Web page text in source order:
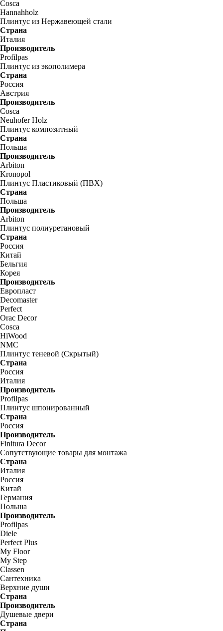
Cosca
Hannahholz
Плинтус из Нержавеющей стали
Страна
Италия
Производитель
Profilpas
Плинтус из экополимера
Страна
Россия
Австрия
Производитель
Cosca
Neuhofer Holz
Плинтус композитный
Страна
Польша
Производитель
Arbiton
Kronopol
Плинтус Пластиковый (ПВХ)
Страна
Польша
Производитель
Arbiton
Плинтус полиуретановый
Страна
Россия
Китай
Бельгия
Корея
Производитель
Европласт
Decomaster
Perfect
Orac Decor
Cosca
HiWood
NMC
Плинтус теневой (Скрытый)
Страна
Россия
Италия
Производитель
Profilpas
Плинтус шпонированный
Страна
Россия
Производитель
Finitura Decor
Сопутствующие товары для монтажа
Страна
Италия
Россия
Китай
Германия
Польша
Производитель
Profilpas
Diele
Perfect Plus
My Floor
My Step
Classen
Сантехника
Верхние души
Страна
Производитель
Душевые двери
Страна